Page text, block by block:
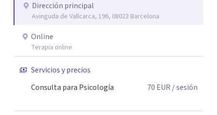
Dirección principal
Avinguda de Vallcarca, 196, 08023 Barcelona
Online
Terapia online
Servicios y precios
Consulta para Psicología
70 EUR / sesión